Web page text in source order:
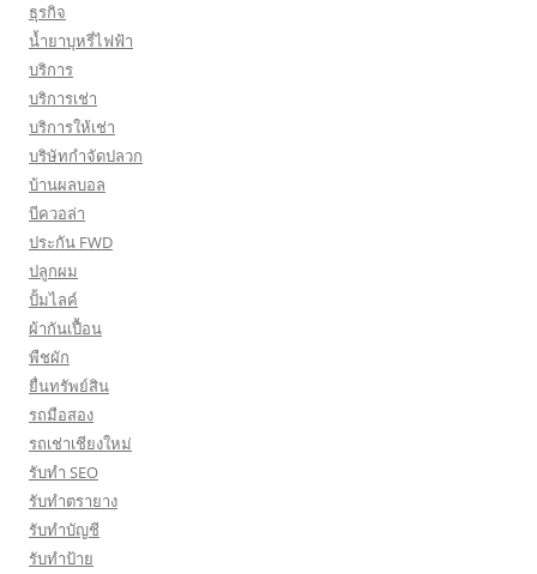
ธุรกิจ
น้ำยาบุหรี่ไฟฟ้า
บริการ
บริการเช่า
บริการให้เช่า
บริษัทกำจัดปลวก
บ้านผลบอล
บีควอล่า
ประกัน FWD
ปลูกผม
ปั้มไลค์
ผ้ากันเปื้อน
พืชผัก
ยื่นทรัพย์สิน
รถมือสอง
รถเช่าเชียงใหม่
รับทำ SEO
รับทำตรายาง
รับทำบัญชี
รับทำป้าย